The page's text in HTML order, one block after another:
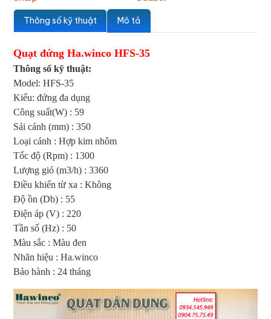
Thông số kỹ thuật Mô tả
Quạt đứng Ha.winco HFS-35
Thông số kỹ thuật:
Model: HFS-35
Kiểu: đứng đa dụng
Công suất(W) : 59
Sải cánh (mm) : 350
Loại cánh : Hợp kim nhôm
Tốc độ (Rpm) : 1300
Lượng gió (m3/h) : 3360
Điều khiển từ xa : Không
Độ ồn (Db) : 55
Điện áp (V) : 220
Tần số (Hz) : 50
Màu sắc : Màu đen
Nhãn hiệu : Ha.winco
Bảo hành : 24 tháng